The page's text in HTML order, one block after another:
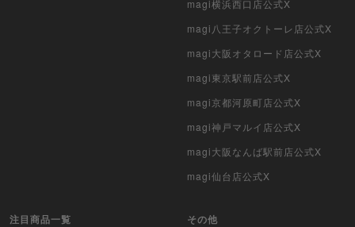
magi横浜西口店公式X
magi八王子オクトーレ店公式X
magi大阪オタロード店公式X
magi東京駅前店公式X
magi京都河原町店公式X
magi神戸マルイ店公式X
magi大阪なんば駅前店公式X
magi仙台店公式X
注目商品一覧 その他